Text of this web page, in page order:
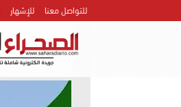
للتواصل معنا للإشهار